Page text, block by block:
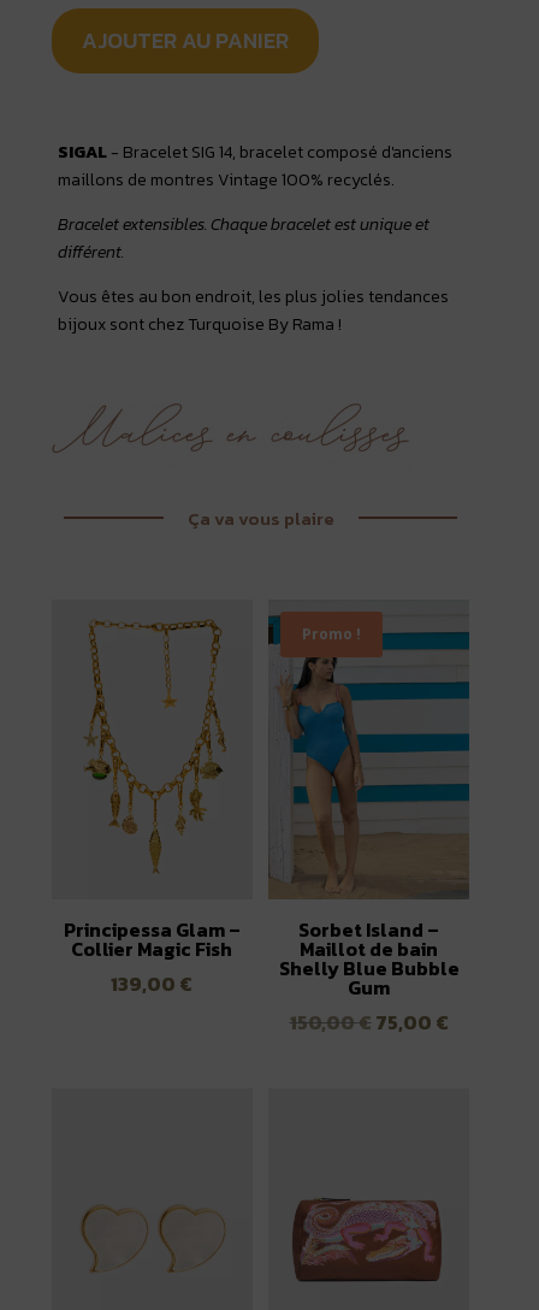
AJOUTER AU PANIER
SIGAL- Bracelet SIG 14, bracelet composé d'anciens
maillons de montres Vintage 100% recyclés.
Bracelet extensibles. Chaque bracelet est unique et
différent.
Vous êtes au bon endroit, les plus jolies tendances
bijoux sont chez Turquoise By Rama !
Ça va vous plaire
Principessa Glam –
Collier Magic Fish
139,00 €
Promo !
Sorbet Island –
Maillot de bain
Shelly Blue Bubble
Gum
150,00€ Le
75,00 €Le